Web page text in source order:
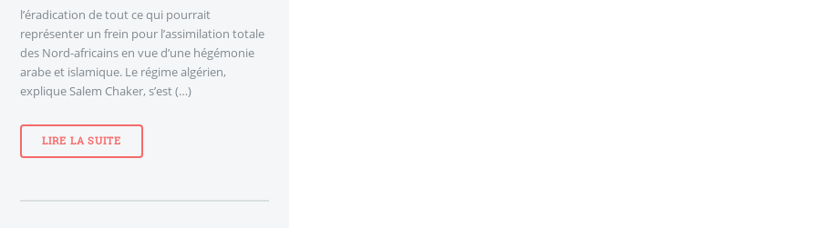
l’éradication de tout ce qui pourrait
représenter un frein pour l’assimilation totale
des Nord-africains en vue d’une hégémonie
arabe et islamique. Le régime algérien,
explique Salem Chaker, s’est (…)
LIRE LA SUITE